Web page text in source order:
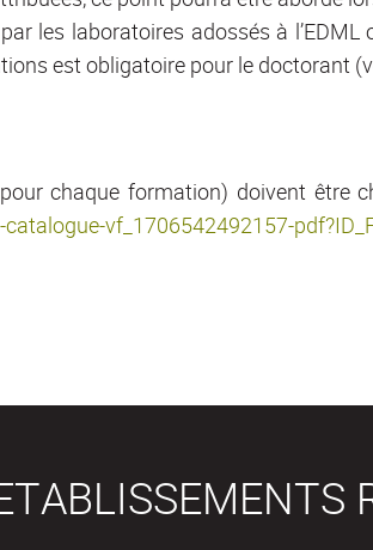
les laboratoires adossés à l’EDML
est obligatoire pour le doctorant
chaque formation) doivent être
vf_1706542492157-